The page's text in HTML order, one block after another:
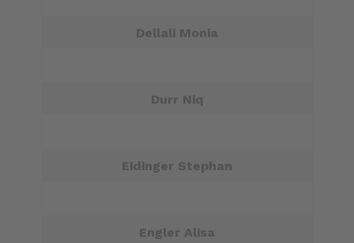
Dellali Monia
Durr Niq
Eidinger Stephan
Engler Alisa